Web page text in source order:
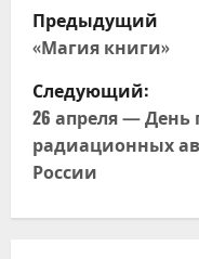
Н
а
в
и
г
Предыдущий
«Магия книги»
Следующий:
26 апреля —
радиационных
России